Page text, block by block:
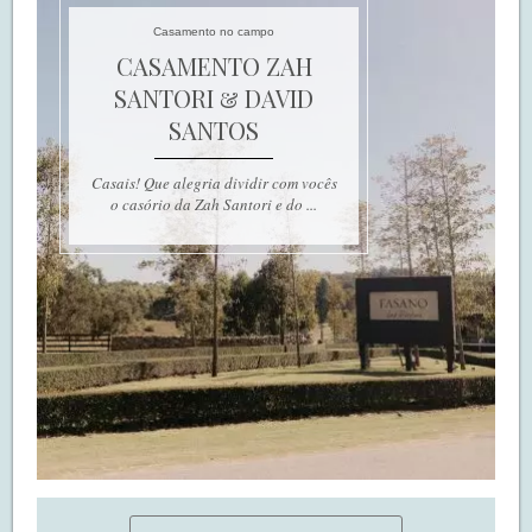
Casamento no campo
CASAMENTO ZAH
SANTORI & DAVID
SANTOS
Casais! Que alegria dividir com vocês
o casório da Zah Santori e do ...